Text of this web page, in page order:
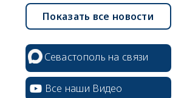
Показать все новости
Севастополь на связи
Все наши Видео